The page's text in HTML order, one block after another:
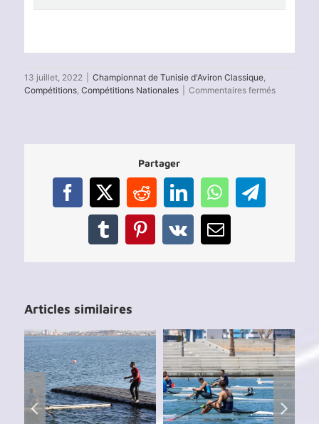
13 juillet, 2022 Championnat de Tunisie d'Aviron Classique,
Compétitions, Compétitions Nationales Commentaires ferméssur
Partager
Facebook
X RedditLinkedInWhatsAppTelegram
TumblrPinterest
Vk Email
Articles similaires